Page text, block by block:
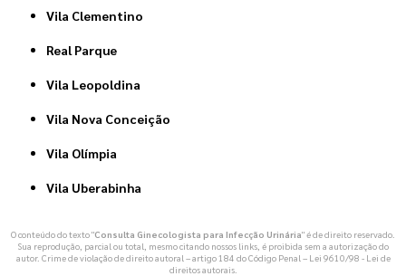
Vila Clementino
Real Parque
Vila Leopoldina
Vila Nova Conceição
Vila Olímpia
Vila Uberabinha
O conteúdo do texto "Consulta Ginecologista para Infecção Urinária" é de direito reservado.
Sua reprodução, parcial ou total, mesmo citando nossos links, é proibida sem a autorização do
autor. Crime de violação de direito autoral – artigo 184 do Código Penal – Lei 9610/98 - Lei de
direitos autorais.